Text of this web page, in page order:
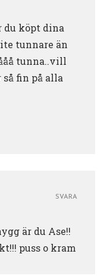
du köpt dina
tunnare än
tunna..vill
så fin på alla
är du Ase!!
puss o kram
SVARA